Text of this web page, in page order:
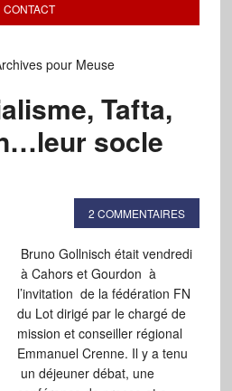
CONTACT
pour Meuse
Tafta,
socle
2 COMMENTAIRES
Bruno Gollnisch était vendredi
à Cahors et Gourdon à
l’invitation de la fédération FN
du Lot dirigé par le chargé de
mission et conseiller régional
Emmanuel Crenne. Il y a tenu
un déjeuner débat, une